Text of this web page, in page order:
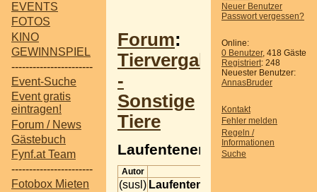
EVENTS
FOTOS
KINO
GEWINNSPIEL
-----------------------
Event-Suche
Event gratis
eintragen!
Forum / News
Gästebuch
Fynf.at Team
-----------------------
Fotobox Mieten
Neuer Benutzer
Passwort vergessen?
Online:
0 Benutzer, 418 Gäste
Registriert: 248
Neuester Benutzer:
AnnasBruder
Kontakt
Fehler melden
Regeln /
Informationen
Suche
Forum:
Tiervergabe
-
Sonstige
Tiere
Laufentenerpel
Autor
(susl) Laufentenerpel